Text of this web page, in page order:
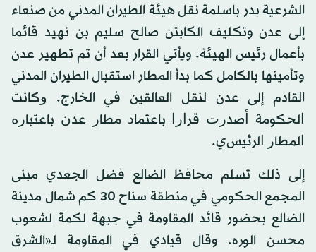
الشرعية بدر باسلمة نقل هيئة الطيران المدني من صنعاء
إلى عدن وتكليف الكابتن صالح سليم بن نهيد قائما
بأعمال رئيس الهيئة. ويأتي القرار بعد أن تم تطهير عدن
وتأمينها بالكامل كما بدأ المطار استقبال الطيران المدني
القادم إلى عدن لنقل العالقين في الخارج. ﻭﻛﺎﻧﺖ
ﺍﻟﺤﻜﻮﻣﺔ ﺃﺻﺪﺭﺕ ﻗﺮﺍﺭﺍ ﺑﺎﻋﺘﻤﺎﺩ ﻣﻄﺎﺭ ﻋﺪﻥ ﺑﺎﻋﺘﺒﺎﺭﻩ
ﺍﻟﻤﻄﺎﺭ ﺍﻟﺮﺋﻴﺲي.
إلى ذلك تسلم محافظ الضالع فضل الجعدي مبنى
المجمع الحكومي في منطقة سناح 30 كم شمال مدينة
الضالع بحضور قائد المقاومة في جبهة لكمة لشعوب
محسن الوره. وقال قيادي في المقاومة لـ«الشرق